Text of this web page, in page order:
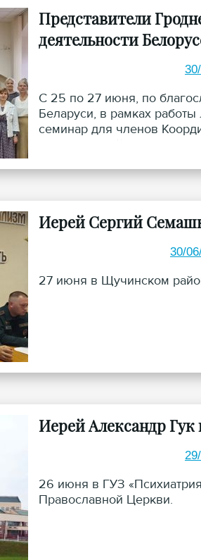
Представители
деятельности
С 25 по 27 июня, по
Беларуси, в рамках работы
семинар для членов
Иерей Сергий
30/
27 июня в Щучинском
Иерей Александр Гук
26 июня в ГУЗ
Православной Церкви.